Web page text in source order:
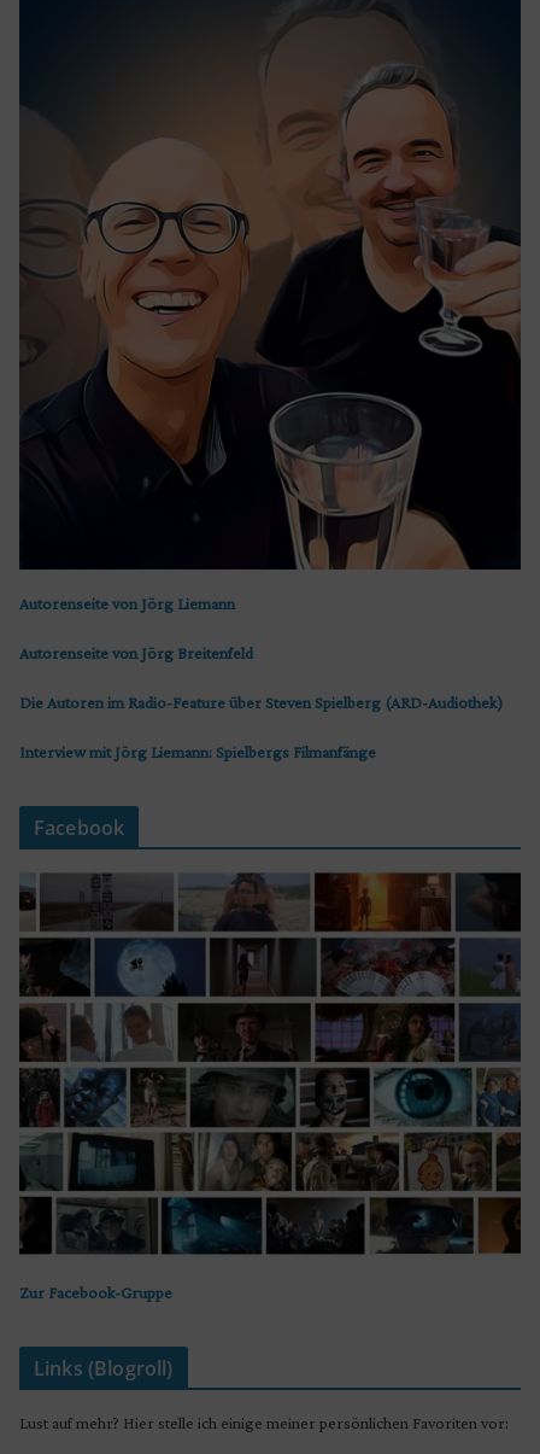
Autorenseite von Jörg Liemann
Autorenseite von Jörg Breitenfeld
Die Autoren im Radio-Feature über Steven Spielberg (ARD-Audiothek)
Interview mit Jörg Liemann: Spielbergs Filmanfänge
Facebook
Zur Facebook-Gruppe
Links (Blogroll)
Lust auf mehr? Hier stelle ich einige meiner persönlichen Favoriten vor: